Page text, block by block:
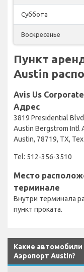
Суббота
Воскресенье
Пункт
Austin
Avis Us Corporate
Адрес
3819 Presidential Blvd
Austin Bergstrom Intl
Austin, 78719, TX,
Tel: 512-356-3510
Место
терминале
Внутри терминала
пункт проката.
Какие
Аэропорт Austin?